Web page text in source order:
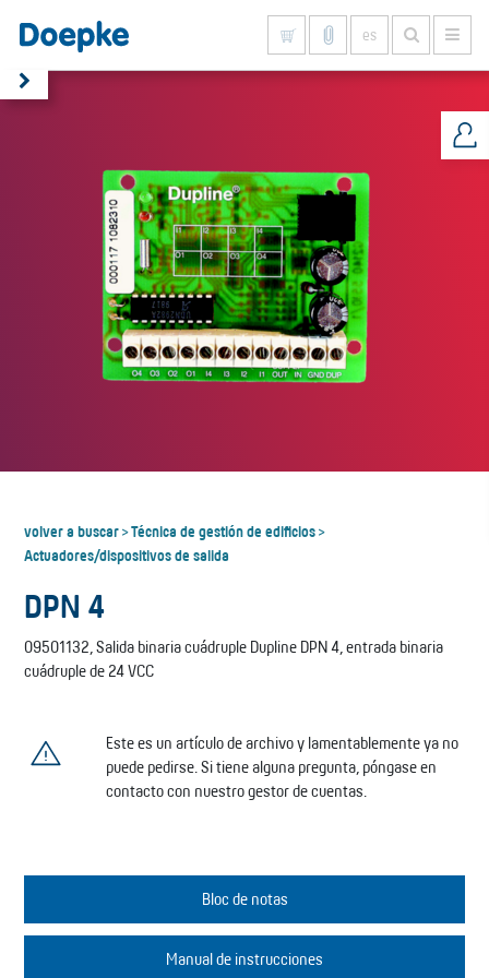
es
volver a buscar>Técnica de gestión de edificios>
Actuadores/dispositivos de salida
DPN 4
09501132, Salida binaria cuádruple Dupline DPN 4, entrada binaria
cuádruple de 24 VCC
Este es un artículo de archivo y lamentablemente ya no
puede pedirse. Si tiene alguna pregunta, póngase en
contacto con nuestro gestor de cuentas.
Bloc de notas
Manual de instrucciones